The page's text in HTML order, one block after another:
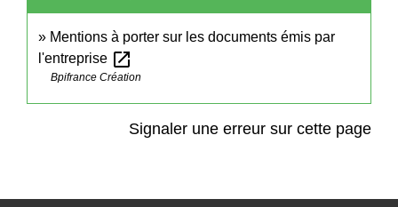
Mentions à porter sur les documents émis par
l'entreprise open_in_new
Bpifrance Création
Signaler une erreur sur cette page